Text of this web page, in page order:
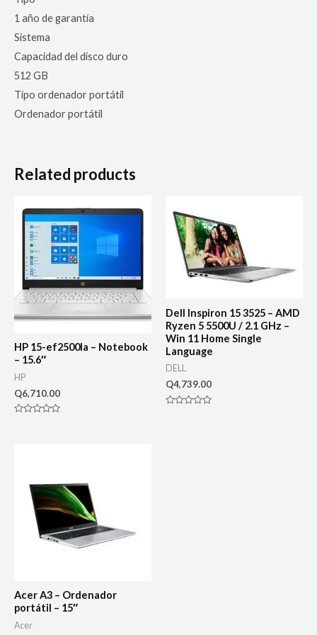
1 año de garantía
Sistema
Capacidad del disco duro
512 GB
Tipo ordenador portátil
Ordenador portátil
Related products
HP 15-ef2500la – Notebook
– 15.6″
HP
Q6,710.00
Dell Inspiron 15 3525 – AMD
Ryzen 5 5500U / 2.1 GHz –
Win 11 Home Single
Language
DELL
Q4,739.00
Acer A3 – Ordenador
portátil – 15″
Acer